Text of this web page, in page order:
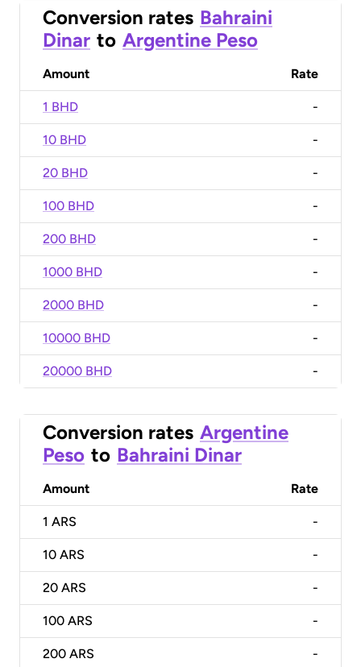
Conversion rates Bahraini
Dinar to Argentine Peso
Amount Rate
1 BHD -
10 BHD -
20 BHD -
100 BHD -
200 BHD -
1000 BHD -
2000 BHD -
10000 BHD -
20000 BHD -
Conversion rates Argentine
Peso to Bahraini Dinar
Amount Rate
1 ARS -
10 ARS -
20 ARS -
100 ARS -
200 ARS -